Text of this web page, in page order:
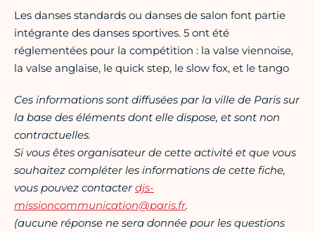
Les danses standards ou danses de salon font partie
intégrante des danses sportives. 5 ont été
réglementées pour la compétition : la valse viennoise,
la valse anglaise, le quick step, le slow fox, et le tango
Ces informations sont diffusées par la ville de Paris sur
la base des éléments dont elle dispose, et sont non
contractuelles.
Si vous êtes organisateur de cette activité et que vous
souhaitez compléter les informations de cette fiche,
vous pouvez contacterdjs-
missioncommunication@paris.fr.
(aucune réponse ne sera donnée pour les questions